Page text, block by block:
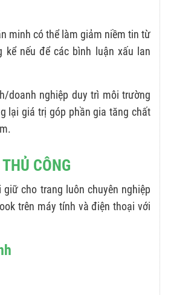
minh có thể làm giảm niềm tin từ
kể nếu để các bình luận xấu lan
doanh nghiệp duy trì môi trường
lại giá trị góp phần gia tăng chất
CÔNG
cho trang luôn chuyên nghiệp
trên máy tính và điện thoại với